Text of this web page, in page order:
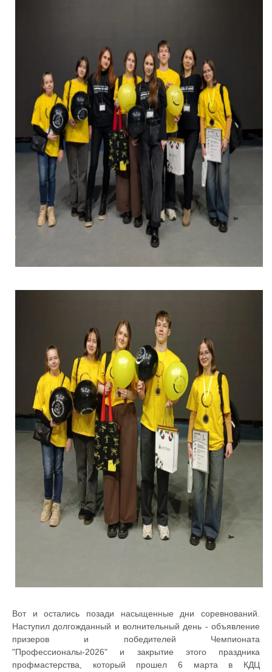
Вот и остались позади насыщенные дни соревнований.
Наступил долгожданный и волнительный день - объявление
призеров и победителей Чемпионата
"Профессионалы-2026" и закрытие этого праздника
профмастерства, который прошел 6 марта в КДЦ